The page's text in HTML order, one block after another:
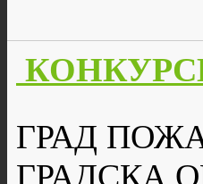
ГРАД
ГРАДСКА